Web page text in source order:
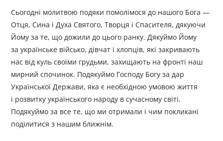
Сьогодні молитвою подяки помолімося до нашого Бога —
Отця, Сина і Духа Святого, Творця і Спасителя, дякуючи
Йому за те, що дожили до цього ранку. Дякуймо Йому
за українське військо, дівчат і хлопців, які закривають
нас від куль своїми грудьми, захищають на фронті наш
мирний спочинок. Подякуймо Господу Богу за дар
Української Держави, яка є необхідною умовою життя
і розвитку українського народу в сучасному світі.
Подякуймо за все те, що ми отримали і чим покликані
поділитися з нашим ближнім.